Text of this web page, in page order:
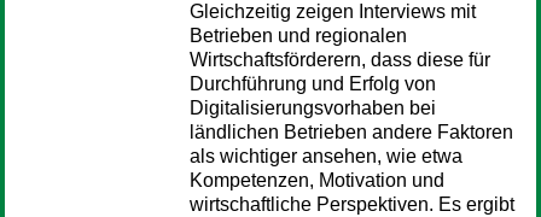
Gleichzeitig zeigen Interviews mit
Betrieben und regionalen
Wirtschaftsförderern, dass diese für
Durchführung und Erfolg von
Digitalisierungsvorhaben bei
ländlichen Betrieben andere Faktoren
als wichtiger ansehen, wie etwa
Kompetenzen, Motivation und
wirtschaftliche Perspektiven. Es ergibt